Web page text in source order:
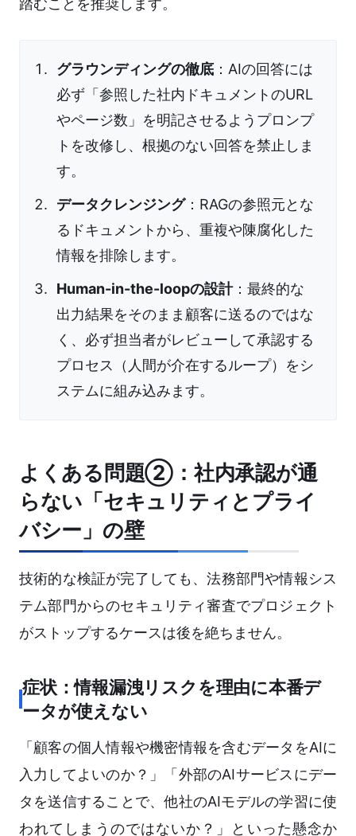
踏むことを推奨します。
グラウンディングの徹底 ：AIの回答には
必ず「参照した社内ドキュメントのURL
やページ数」を明記させるようプロンプ
トを改修し、根拠のない回答を禁止しま
す。
データクレンジング：RAGの参照元とな
るドキュメントから、重複や陳腐化した
情報を排除します。
Human-in-the-loopの設計：最終的な
出力結果をそのまま顧客に送るのではな
く、必ず担当者がレビューして承認する
プロセス（人間が介在するループ）をシ
ステムに組み込みます。
よくある問題②：社内承認が通
らない「セキュリティとプライ
バシー」の壁
技術的な検証が完了しても、法務部門や情報シス
テム部門からのセキュリティ審査でプロジェクト
がストップするケースは後を絶ちません。
症状：情報漏洩リスクを理由に本番デ
ータが使えない
「顧客の個人情報や機密情報を含むデータをAIに
入力してよいのか？」「外部のAIサービスにデー
タを送信することで、他社のAIモデルの学習に使
われてしまうのではないか？」といった懸念か